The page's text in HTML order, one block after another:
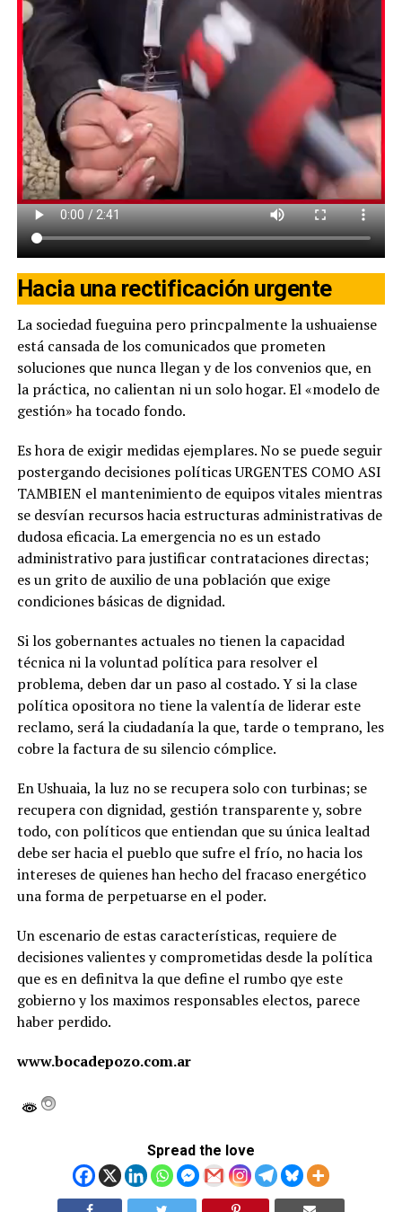
Hacia una rectificación urgente
La sociedad fueguina pero princpalmente la ushuaiense
está cansada de los comunicados que prometen
soluciones que nunca llegan y de los convenios que, en
la práctica, no calientan ni un solo hogar. El «modelo de
gestión» ha tocado fondo.
Es hora de exigir medidas ejemplares. No se puede seguir
postergando decisiones políticas URGENTES COMO ASI
TAMBIEN el mantenimiento de equipos vitales mientras
se desvían recursos hacia estructuras administrativas de
dudosa eficacia. La emergencia no es un estado
administrativo para justificar contrataciones directas;
es un grito de auxilio de una población que exige
condiciones básicas de dignidad.
Si los gobernantes actuales no tienen la capacidad
técnica ni la voluntad política para resolver el
problema, deben dar un paso al costado. Y si la clase
política opositora no tiene la valentía de liderar este
reclamo, será la ciudadanía la que, tarde o temprano, les
cobre la factura de su silencio cómplice.
En Ushuaia, la luz no se recupera solo con turbinas; se
recupera con dignidad, gestión transparente y, sobre
todo, con políticos que entiendan que su única lealtad
debe ser hacia el pueblo que sufre el frío, no hacia los
intereses de quienes han hecho del fracaso energético
una forma de perpetuarse en el poder.
Un escenario de estas características, requiere de
decisiones valientes y comprometidas desde la política
que es en definitva la que define el rumbo qye este
gobierno y los maximos responsables electos, parece
haber perdido.
www.bocadepozo.com.ar
Spread the love